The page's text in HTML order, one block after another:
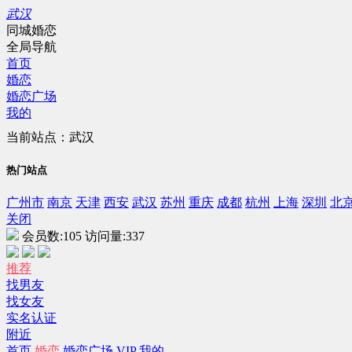
武汉
同城婚恋
全局导航
首页
婚恋
婚恋广场
我的
当前站点：武汉
热门站点
广州市 南京 天津 西安 武汉 苏州 重庆 成都 杭州 上海 深圳 北
关闭
会员数:105 访问量:337
推荐
找男友
找女友
实名认证
附近